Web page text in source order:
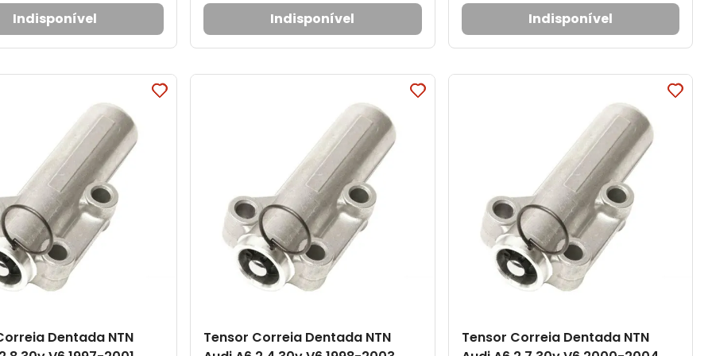
Indisponível Indisponível Indisponível
Dentada NTN
Tensor Correia Dentada NTN
Tensor Correia Dentada NTN